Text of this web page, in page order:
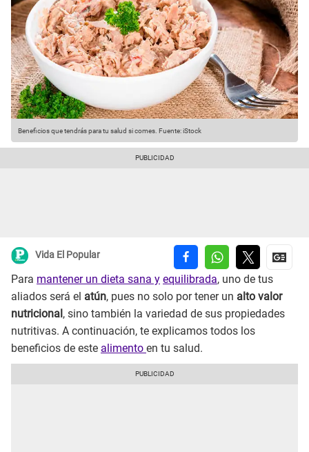
Beneficios que tendrás para tu salud si comes. Fuente: iStock
Vida El Popular
Para mantener un dieta sana y equilibrada, uno de tus
aliados será el atún, pues no solo por tener un alto valor
nutricional , sino también la variedad de sus propiedades
nutritivas. A continuación, te explicamos todos los
beneficios de este alimento en tu salud.